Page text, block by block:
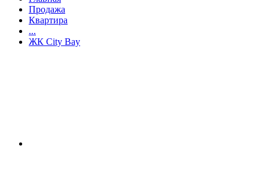
Продажа
Квартира
...
ЖК City Bay